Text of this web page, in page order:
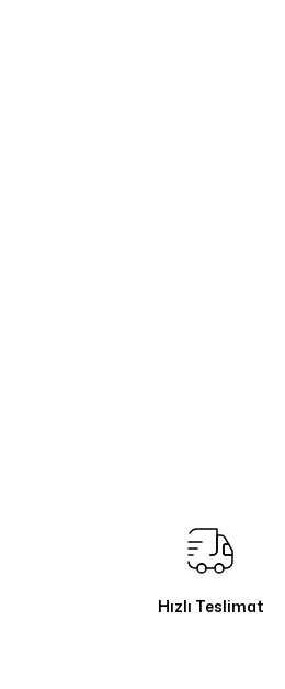
Hızlı Teslimat